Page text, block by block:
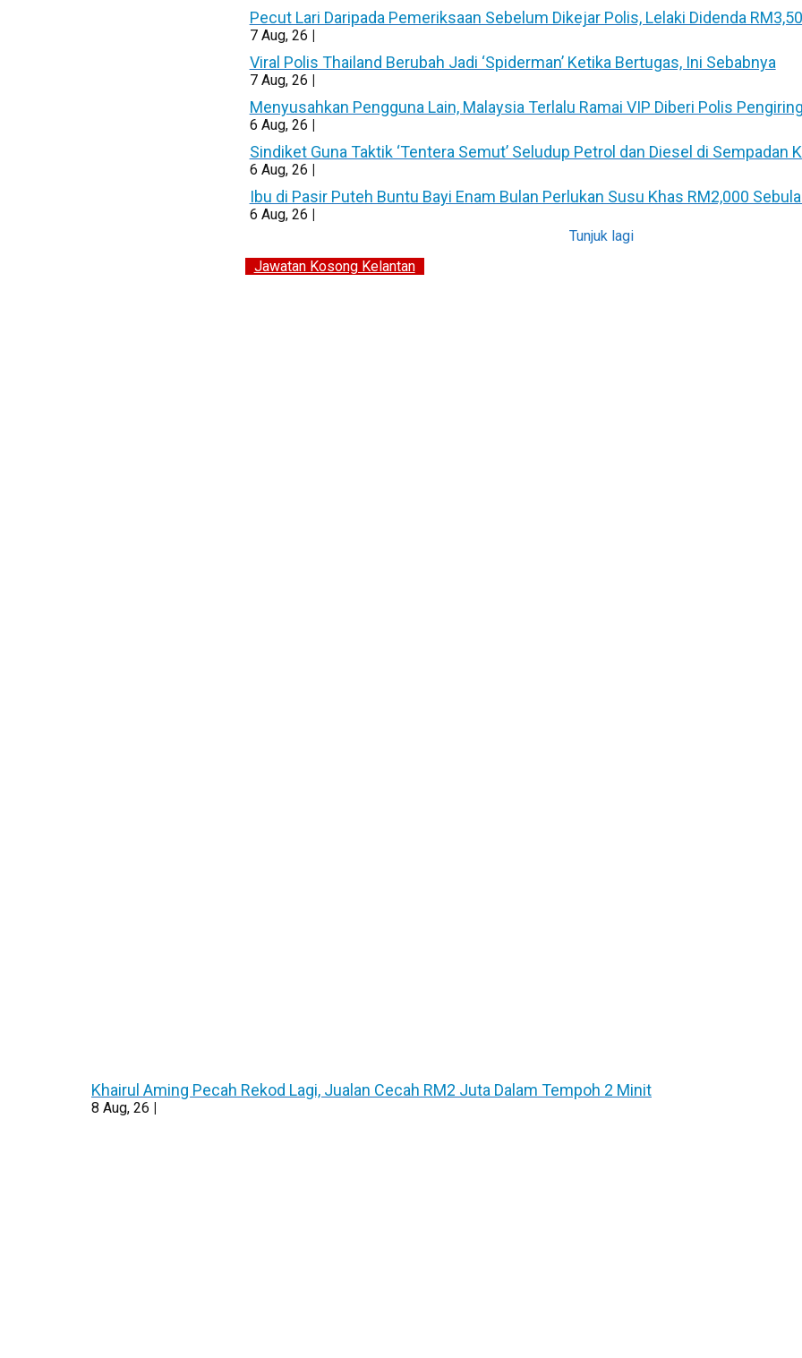
Pecut Lari Daripada Pemeriksaan Sebelum Dikejar Polis, Lelaki Didenda
7 Aug, 26 |
Viral Polis Thailand Berubah Jadi ‘Spiderman’ Ketika Bertugas, Ini Sebabnya
7 Aug, 26 |
Menyusahkan Pengguna Lain, Malaysia Terlalu Ramai VIP Diberi Polis
6 Aug, 26 |
Sindiket Guna Taktik ‘Tentera Semut’ Seludup Petrol dan Diesel di Sempadan
6 Aug, 26 |
Ibu di Pasir Puteh Buntu Bayi Enam Bulan Perlukan Susu Khas RM2,000
6 Aug, 26 |
Tunjuk lagi
Jawatan Kosong Kelantan
Khairul Aming Pecah Rekod Lagi, Jualan Cecah RM2 Juta Dalam Tempoh 2 Minit
8 Aug, 26 |